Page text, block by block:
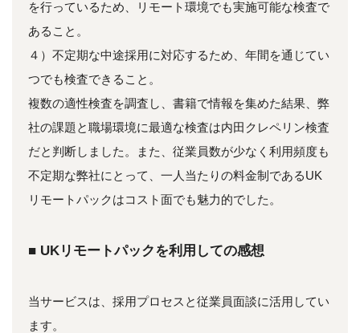
を行っているため、リモート環境でも実施可能な検査で
あること。
４）不定期な中途採用に対応するため、年間を通じてい
つでも検査できること。
複数の適性検査を調査し、書籍で情報を集めた結果、弊
社の課題と職場環境に最適な検査は内田クレペリン検査
だと判断しました。また、従業員数が少なく利用頻度も
不定期な弊社にとって、一人当たりの料金制であるUK
リモートパックはコスト面でも魅力的でした。
■ UKリモートパックを利用しての感想
当サービスは、採用プロセスと従業員面談に活用してい
ます。